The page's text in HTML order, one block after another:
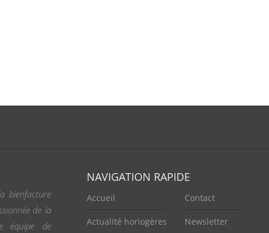
bienfacture
de la
équipe de
NAVIGATION RAPIDE
Accueil
Actualité horlogères
Contact
Newsletter